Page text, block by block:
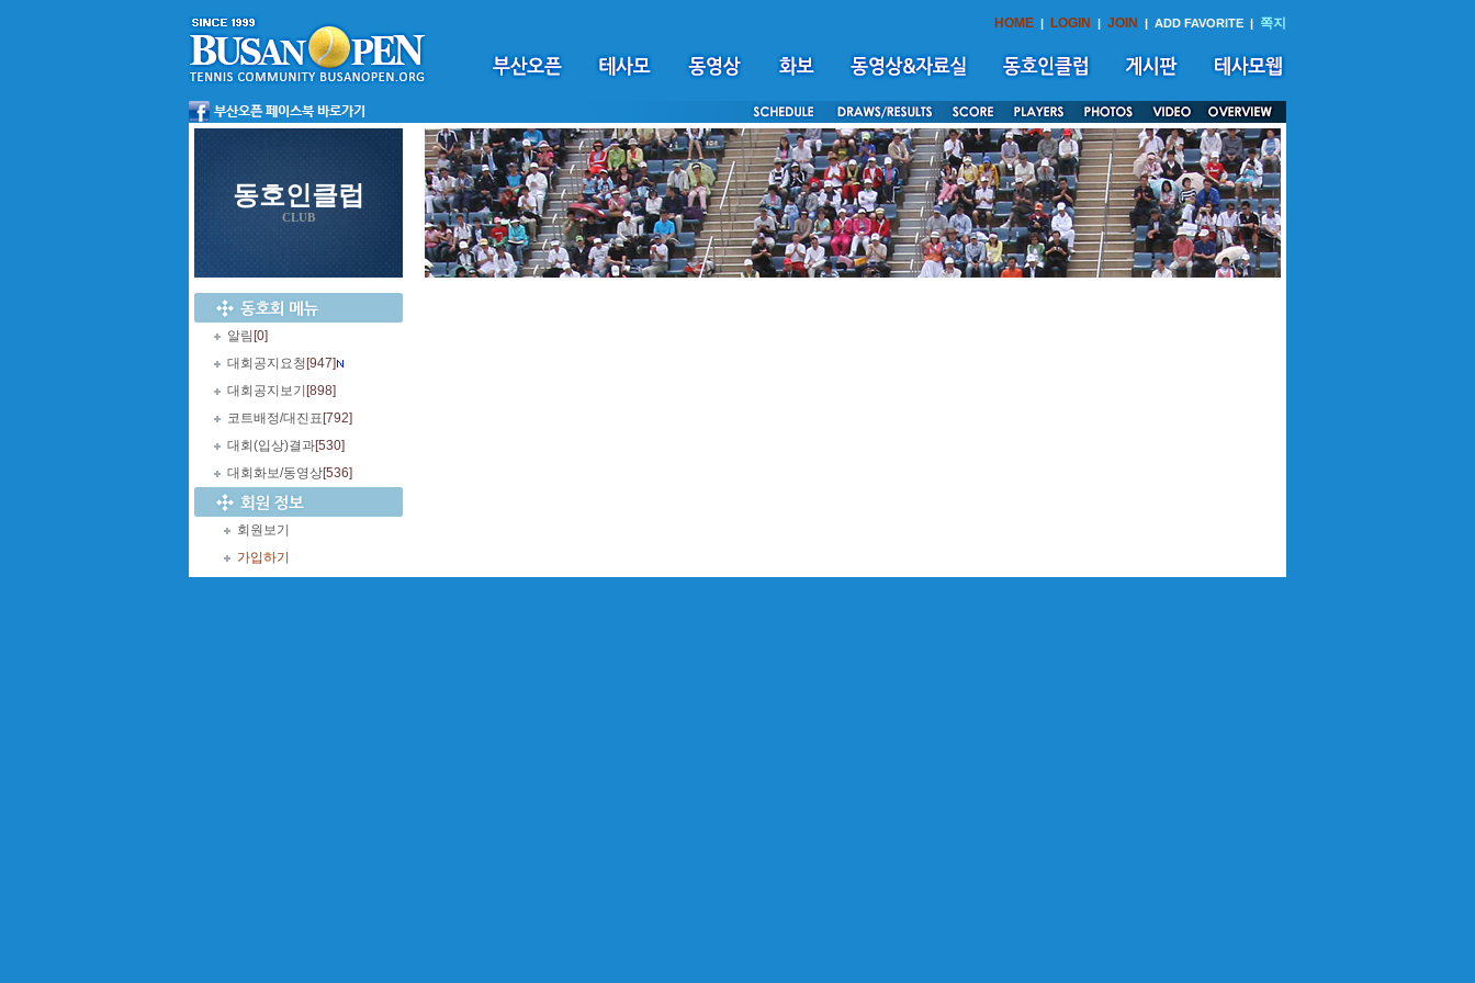
HOME | LOGIN | JOIN | ADD FAVORITE | 쪽지
동호인클럽
CLUB
알림 [0]
대회공지요청 [947]
대회공지보기 [898]
코트배정/대진표 [792]
대회(입상)결과[530]
대회화보/동영상[536]
회원보기
가입하기